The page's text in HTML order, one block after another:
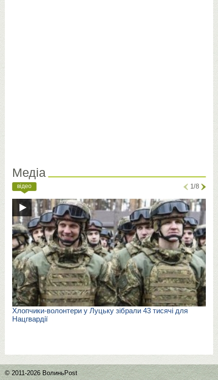
Медіа
відео 1/8
Хлопчики-волонтери у Луцьку зібрали 43 тисячі для
Нацгвардії
© 2011-2026 ВолиньPost